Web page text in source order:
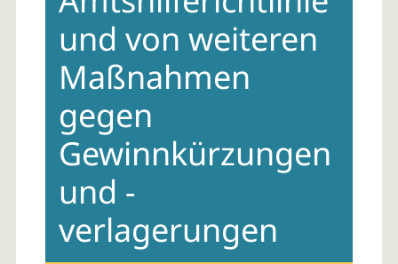
und von weiteren
Maßnahmen
gegen
Gewinnkürzungen
und -
verlagerungen